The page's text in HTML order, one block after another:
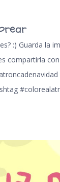
:) Guarda la
compartirla